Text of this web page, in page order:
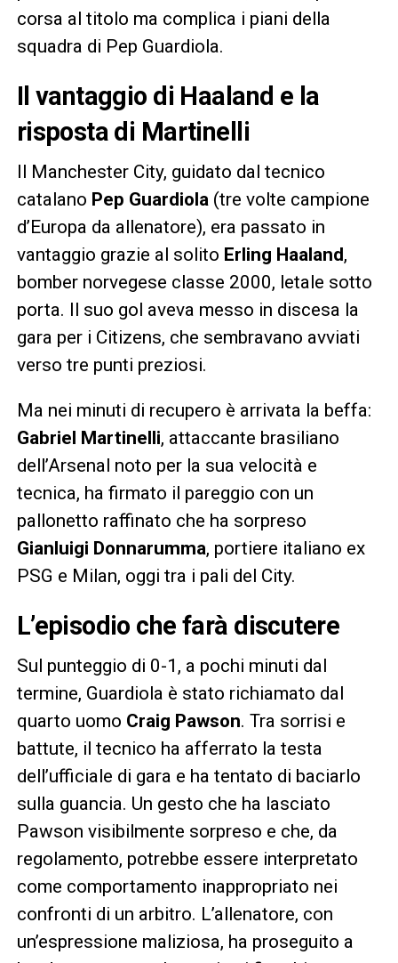
corsa al titolo ma complica i piani della
squadra di Pep Guardiola.
Il vantaggio di Haaland e la
risposta di Martinelli
Il Manchester City, guidato dal tecnico
catalano Pep Guardiola (tre volte campione
d’Europa da allenatore), era passato in
vantaggio grazie al solito Erling Haaland,
bomber norvegese classe 2000, letale sotto
porta. Il suo gol aveva messo in discesa la
gara per i Citizens, che sembravano avviati
verso tre punti preziosi.
Ma nei minuti di recupero è arrivata la beffa:
Gabriel Martinelli, attaccante brasiliano
dell’Arsenal noto per la sua velocità e
tecnica, ha firmato il pareggio con un
pallonetto raffinato che ha sorpreso
Gianluigi Donnarumma, portiere italiano ex
PSG e Milan, oggi tra i pali del City.
L’episodio che farà discutere
Sul punteggio di 0-1, a pochi minuti dal
termine, Guardiola è stato richiamato dal
quarto uomo Craig Pawson. Tra sorrisi e
battute, il tecnico ha afferrato la testa
dell’ufficiale di gara e ha tentato di baciarlo
sulla guancia. Un gesto che ha lasciato
Pawson visibilmente sorpreso e che, da
regolamento, potrebbe essere interpretato
come comportamento inappropriato nei
confronti di un arbitro. L’allenatore, con
un’espressione maliziosa, ha proseguito a